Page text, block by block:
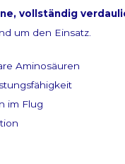
Sie
vollständig
um den Einsatz.
Aminosäuren
im Flug